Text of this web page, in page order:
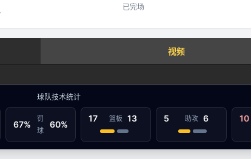
已完场
视频
阿勒泰巴尔瑙尔
查看实时数据
球队技术统计
67%
罚
球
60%
17 篮板 13 5 助攻 6 10